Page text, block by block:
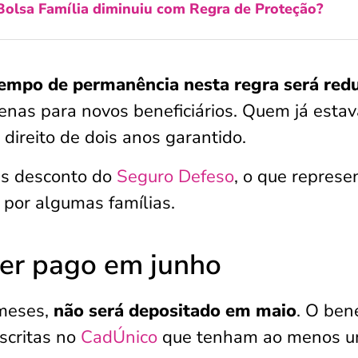
Família diminuiu com Regra de Proteção?
de permanência nesta regra será
para novos beneficiários. Quem já
de dois anos garantido.
desconto do Seguro Defeso, o que
algumas famílias.
pago em junho
não será depositado em maio. O
no CadÚnico que tenham ao menos